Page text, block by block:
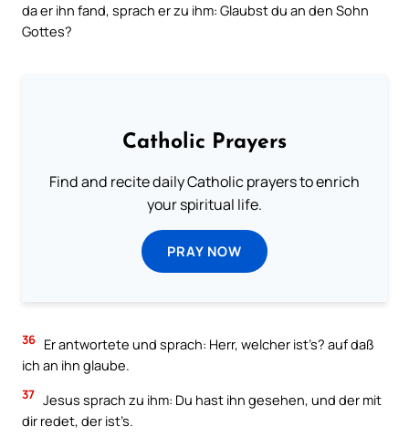
da er ihn fand, sprach er zu ihm: Glaubst du an den Sohn
Gottes?
Catholic Prayers
Find and recite daily Catholic prayers to enrich
your spiritual life.
PRAY NOW
36 Er antwortete und sprach: Herr, welcher ist’s? auf daß
ich an ihn glaube.
37 Jesus sprach zu ihm: Du hast ihn gesehen, und der mit
dir redet, der ist’s.